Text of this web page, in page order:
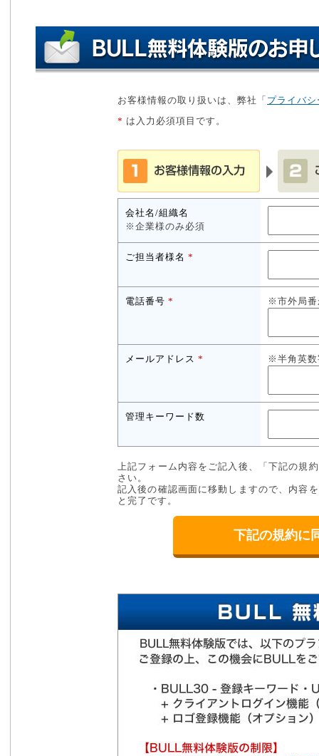
お客様情報の取り扱いは、弊社「 プライバ
* は入力必須項目です。
会社名/組織名
※企業様のみ必須
ご担当者様名 *
電話番号 * ※市外局番
メールアドレス * ※半角英数
管理キーワード数
上記フォーム内容をご記入後、「下記の規
さい。
記入後の確認画面に移動しますので、内容
と完了です。